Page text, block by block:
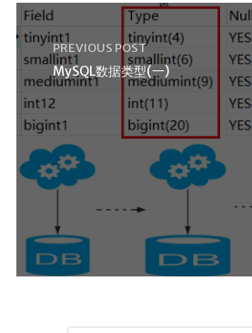
PREVIOUS POST
MySQL数据类型(一)